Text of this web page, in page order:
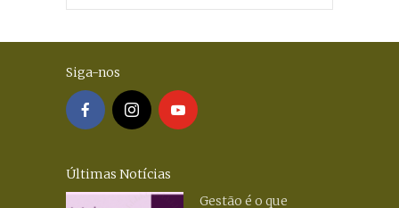
Siga-nos
Últimas Notícias
Gestão é o que